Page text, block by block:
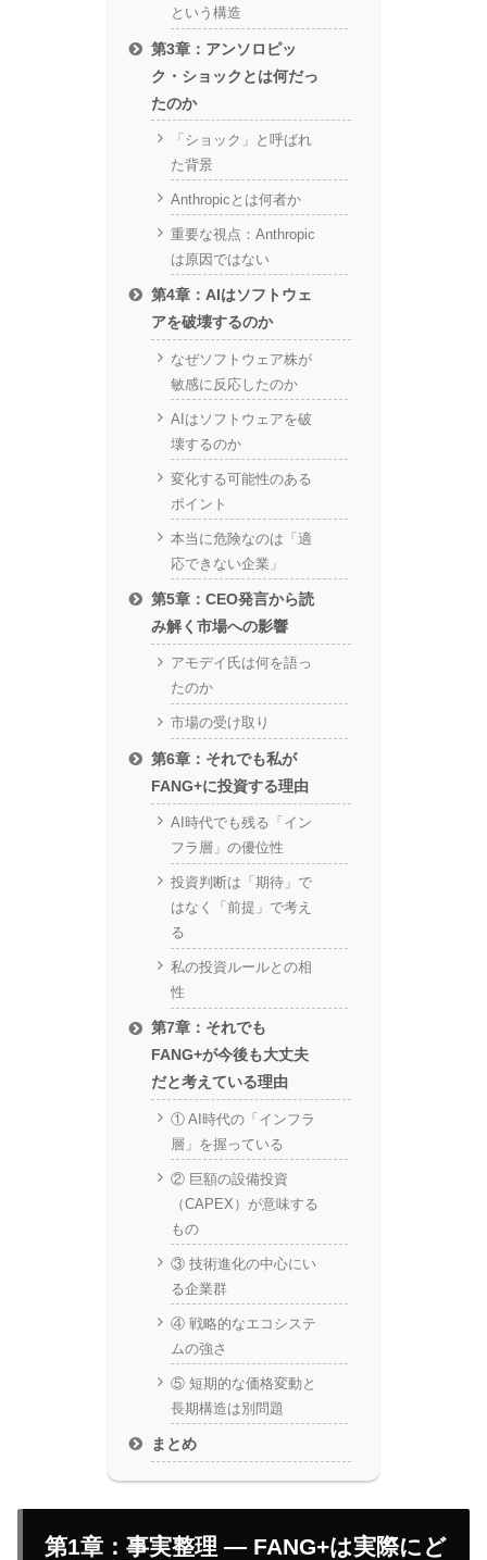
という構造
第3章：アンソロピッ
ク・ショックとは何だっ
たのか
「ショック」と呼ばれ
た背景
Anthropicとは何者か
重要な視点：Anthropic
は原因ではない
第4章：AIはソフトウェ
アを破壊するのか
なぜソフトウェア株が
敏感に反応したのか
AIはソフトウェアを破
壊するのか
変化する可能性のある
ポイント
本当に危険なのは「適
応できない企業」
第5章：CEO発言から読
み解く市場への影響
アモデイ氏は何を語っ
たのか
市場の受け取り
第6章：それでも私が
FANG+に投資する理由
AI時代でも残る「イン
フラ層」の優位性
投資判断は「期待」で
はなく「前提」で考え
る
私の投資ルールとの相
性
第7章：それでも
FANG+が今後も大丈夫
だと考えている理由
① AI時代の「インフラ
層」を握っている
② 巨額の設備投資
（CAPEX）が意味する
もの
③ 技術進化の中心にい
る企業群
④ 戦略的なエコシステ
ムの強さ
⑤ 短期的な価格変動と
長期構造は別問題
まとめ
第1章：事実整理 — FANG+は実際にど